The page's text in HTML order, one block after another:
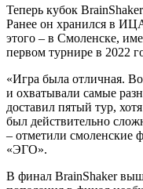
Теперь кубок
Ранее он хранился в
этого – в Смоленске,
первом турнире в 2022
«Игра была отличная.
и охватывали самые
доставил пятый тур,
был действительно
– отметили смоленские
«ЭГО».
В финал BrainShaker